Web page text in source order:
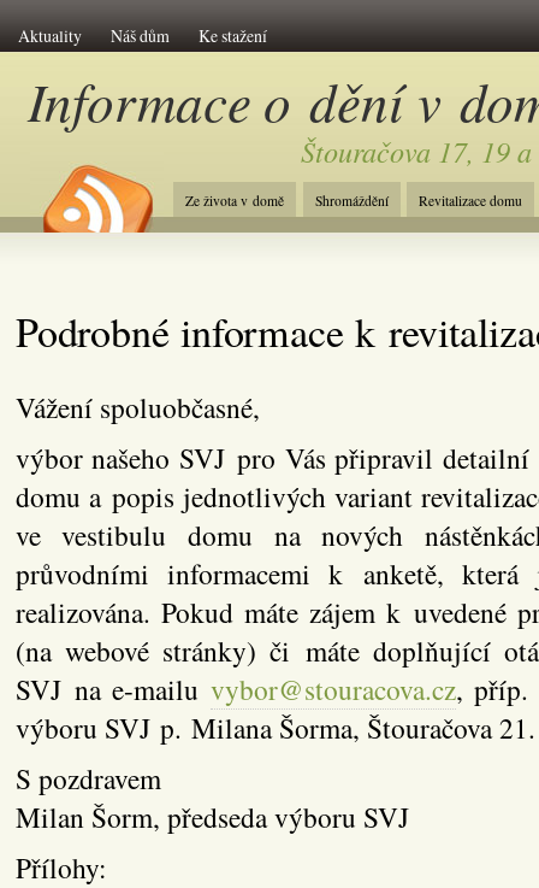
Aktuality Náš dům Ke stažení
Informace o dění v
Štouračova 17, 19
Ze života v domě Shromáždění Revitalizace domu
Podrobné informace k
Vážení spoluobčasné,
výbor našeho SVJ pro Vás připravil
domu a popis jednotlivých variant
ve vestibulu domu na nových
průvodními informacemi k anketě,
realizována. Pokud máte zájem k uvedené
(na webové stránky) či máte doplňující
SVJ na e-mailu vybor@stouracova.cz, příp.
výboru SVJ p. Milana Šorma, Štouračova 21.
S pozdravem
Milan Šorm, předseda výboru SVJ
Přílohy: